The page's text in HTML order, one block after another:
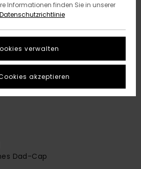
Dad-Cap
Informationen finden Sie in unserer
Datenschutzrichtlinie
verwalten
akzeptieren